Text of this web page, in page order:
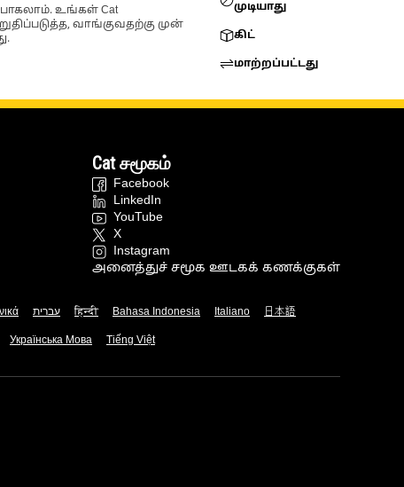
உங்கள் Cat
வாங்குவதற்கு முன்
முடியாது
கிட்
மாற்றப்பட்டது
Cat சமூகம்
Facebook
LinkedIn
YouTube
X
Instagram
அனைத்துச் சமூக ஊடகக் கணக்குகள்
עברית हिन्दी Bahasa Indonesia Italiano 日本語
Українська Мова Tiếng Việt